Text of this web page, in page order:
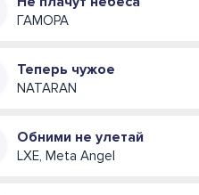
ГАМОРА
Теперь чужое
NATARAN
Обними не улетай
LXE, Meta Angel